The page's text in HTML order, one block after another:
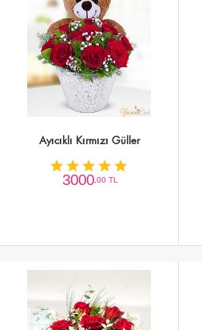
Ayıcıklı Kırmızı Güller
3000,00 TL